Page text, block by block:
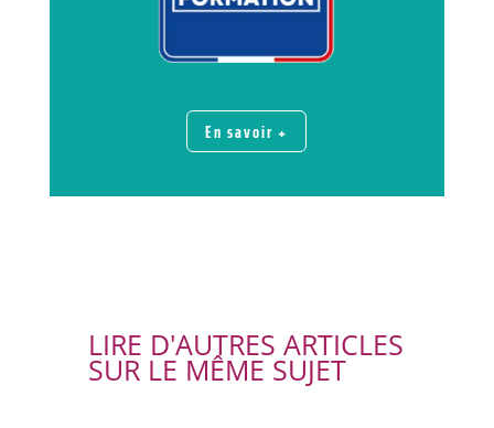
En savoir +
LIRE D'AUTRES ARTICLES
SUR LE MÊME SUJET